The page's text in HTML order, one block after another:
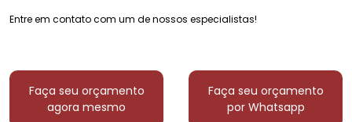
Entre em contato com um de nossos especialistas!
Faça seu orçamento
agora mesmo
Faça seu orçamento
por Whatsapp